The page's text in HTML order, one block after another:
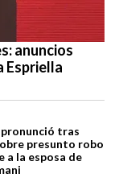
anuncios
Espriella
pronunció tras
presunto robo
a la esposa de